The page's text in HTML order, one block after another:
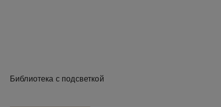
Библиотека с подсветкой